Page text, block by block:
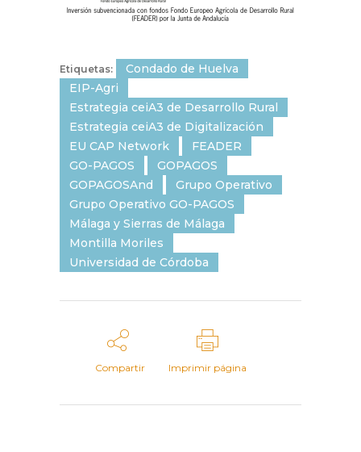
Etiquetas:
Condado de Huelva
EIP-Agri
Estrategia ceiA3 de Desarrollo Rural
Estrategia ceiA3 de Digitalización
EU CAP Network
FEADER
GO-PAGOS
GOPAGOS
GOPAGOSAnd
Grupo Operativo
Grupo Operativo GO-PAGOS
Málaga y Sierras de Málaga
Montilla Moriles
Universidad de Córdoba
Compartir Imprimir página